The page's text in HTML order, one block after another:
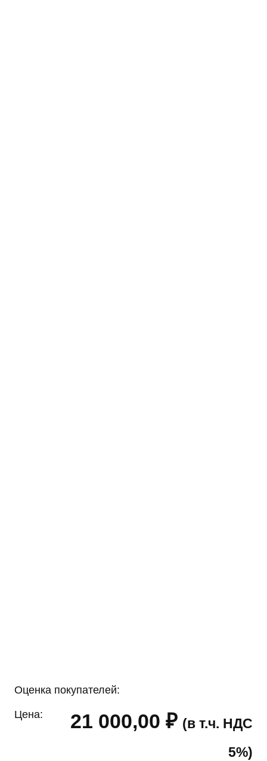
Оценка покупателей:
Цена: 21 000,00 ₽ (в т.ч. НДС
5%)